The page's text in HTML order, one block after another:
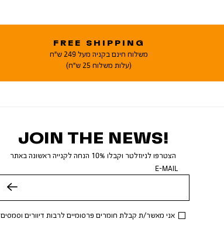
FREE SHIPPING
משלוח חינם בקניה מעל 249 ש"ח
(עלות משלוח 25 ש"ח)
JOIN THE NEWS!
הצטרפו לניוזלטר וקבלו 10% הנחה לקנייה ראשונה באתר
E-MAIL
אני מאשר/ת קבלת חומרים פרסומיים לרבות דיוורים וסמסים